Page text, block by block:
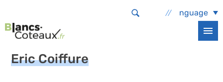
Select Language
Accueil Services et démarches
Eric Coiffure